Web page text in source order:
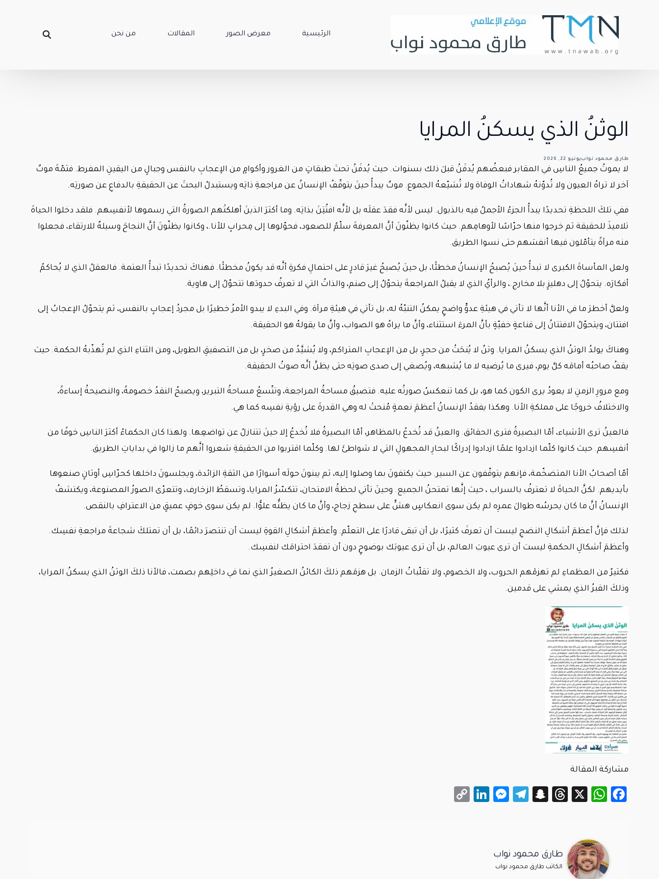
الرئيسية معرض الصور المقالات من نحن
الوثنُ الذي يسكنُ المرايا
طارق محمود نوابيونيو 22, 2026
لا يموتُ جميعُ الناسِ في المقابر فبعضُهم يُدفَنُ قبلَ ذلك بسنوات. حيث يُدفَنُ تحتَ طبقاتٍ من الغرور وأكوامٍ من الإعجابِ بالنفس وجبالٍ من اليقينِ المفرط. فثمّةَ موتٌ
آخر لا تراهُ العيون ولا تُدوّنهُ شهاداتُ الوفاة ولا تُشيّعهُ الجموع. موتٌ يبدأُ حينَ يتوقّفُ الإنسانُ عن مراجعةِ ذاتِه ويستبدلُ البحثَ عن الحقيقةِ بالدفاعِ عن صورتِه.
ففي تلكَ اللحظةِ تحديدًا يبدأُ الجزءُ الأجملُ فيه بالذبول. ليس لأنَّه فقدَ عقلَه بل لأنَّه افتُتِنَ بذاتِه. وما أكثرَ الذينَ أهلكتْهم الصورةُ التي رسموها لأنفسِهم. فلقد دخلوا الحياةَ
تلاميذَ للحقيقة ثم خرجوا منها حرّاسًا لأوهامِهم. حيث كانوا يظنّونَ أنَّ المعرفةَ سلّمٌ للصعود، فحوّلوها إلى مِحرابٍ للأنا.، وكانوا يظنّونَ أنَّ النجاحَ وسيلةٌ للارتقاء، فجعلوا
منه مرآةً يتأمّلون فيها أنفسَهم حتى نسوا الطريق.
ولعل المأساةَ الكبرى لا تبدأُ حينَ يُصبحُ الإنسانُ مخطئًا، بل حينَ يُصبحُ غيرَ قادرٍ على احتمالِ فكرةِ أنَّه قد يكونُ مخطئًا. فهناكَ تحديدًا تبدأُ العتمة. فالعقلُ الذي لا يُحاكمُ
أفكارَه. يتحوّلُ إلى دهليزٍ بلا مخارج.، والرأيُ الذي لا يقبلُ المراجعةَ يتحوّلُ إلى صنم، والذاتُ التي لا تعرفُ حدودَها تتحوّلُ إلى هاوية.
ولعلَّ أخطرَ ما في الأنا أنَّها لا تأتي في هيئةِ عدوٍّ واضحٍ يمكنُ التنبّهُ له، بل تأتي في هيئةِ مرآة. وفي البدءِ لا يبدو الأمرُ خطيرًا بل مجردُ إعجابٍ بالنفس، ثم يتحوّلُ الإعجابُ إلى
افتتان، ويتحوّلُ الافتتانُ إلى قناعةٍ خفيّةٍ بأنَّ المرءَ استثناء، وأنَّ ما يراهُ هو الصواب، وأنَّ ما يقولهُ هو الحقيقة.
وهناكَ يولدُ الوثنُ الذي يسكنُ المرايا. وثنٌ لا يُنحَتُ من حجرٍ، بل من الإعجابِ المتراكم، ولا يُشيَّدُ من صخرٍ، بل من التصفيقِ الطويل، ومن الثناءِ الذي لم تُهذّبهُ الحكمة. حيث
يقفُ صاحبُه أمامَه كلَّ يوم، فيرى ما يُرضيه لا ما يُشبهه، ويُصغي إلى صدى صوتِه حتى يظنَّ أنَّه صوتُ الحقيقة.
ومع مرورِ الزمنِ لا يعودُ يرى الكون كما هو، بل كما تنعكسُ صورتُه عليه. فتضيقُ مساحةُ المراجعة، وتتّسعُ مساحةُ التبرير، ويصبحُ النقدُ خصومةً، والنصيحةُ إساءةً،
والاختلافُ خروجًا على مملكةِ الأنا. وهكذا يفقدُ الإنسانُ أعظمَ نعمةٍ مُنحتْ له وهي القدرةَ على رؤيةِ نفسِه كما هي.
فالعينُ ترى الأشياء، أمّا البصيرةُ فترى الحقائق. والعينُ قد تُخدعُ بالمظاهر، أمّا البصيرةُ فلا تُخدعُ إلا حينَ تتنازلُ عن تواضعِها. ولهذا كان الحكماءُ أكثرَ الناسِ خوفًا من
أنفسِهم. حيث كانوا كلّما ازدادوا علمًا ازدادوا إدراكًا لبحارِ المجهولِ التي لا شواطئَ لها. وكلّما اقتربوا من الحقيقةِ شعروا أنَّهم ما زالوا في بداياتِ الطريق.
أمّا أصحابُ الأنا المتضخّمة، فإنهم يتوقّفون عن السير. حيث يكتفونَ بما وصلوا إليه، ثم يبنونَ حولَه أسوارًا من الثقةِ الزائدة، ويجلسونَ داخلها كحرّاسِ أوثانٍ صنعوها
بأيديهم. لكنَّ الحياةَ لا تعترفُ بالسراب ، حيث إنَّها تمتحنُ الجميع. وحينَ تأتي لحظةُ الامتحان، تتكسّرُ المرايا، وتسقطُ الزخارف، وتتعرّى الصورُ المصنوعة، ويكتشفُ
الإنسانُ أنَّ ما كان يحرسُه طوالَ عمرِه لم يكن سوى انعكاسٍ هشٍّ على سطحِ زجاج، وأنَّ ما كان يظنُّه علوًّا. لم يكن سوى خوفٍ عميقٍ من الاعترافِ بالنقص.
لذلك فإنَّ أعظمَ أشكالِ النضجِ ليست أن تعرفَ كثيرًا، بل أن تبقى قادرًا على التعلّم. وأعظمَ أشكالِ القوةِ ليست أن تنتصرَ دائمًا، بل أن تمتلكَ شجاعةَ مراجعةِ نفسِك.
وأعظمَ أشكالِ الحكمةِ ليست أن ترى عيوبَ العالم، بل أن ترى عيوبَك بوضوحٍ دون أن تفقدَ احترامَك لنفسِك.
فكثيرٌ من العظماءِ لم تهزمْهم الحروب، ولا الخصوم، ولا تقلّباتُ الزمان. بل هزمَهم ذلكَ الكائنُ الصغيرُ الذي نما في داخلِهم بصمت، فالأنا ذلكَ الوثنُ الذي يسكنُ المرايا،
وذلكَ القبرُ الذي يمشي على قدمين.
مشاركة المقالة
Facebook
WhatsApp
X
Threads
Snapchat
Telegram
Messenger
LinkedIn
طارق محمود نواب
الكاتب طارق محمود نواب